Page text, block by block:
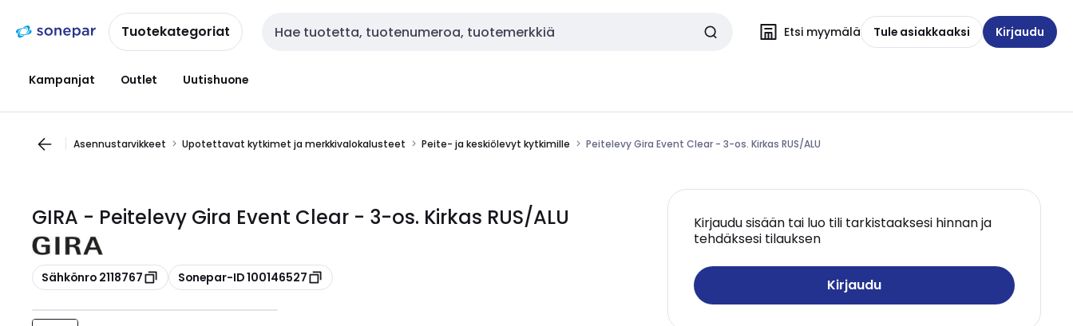
navigointiinsisältöönTuotekategoriat Haku Etsi myymälä Tule asiakkaaksi Kirjaudu
Kampanjat Outlet Uutishuone
Asennustarvikkeet Upotettavat kytkimet ja merkkivalokalusteet Peite- ja keskiölevyt kytkimille Peitelevy Gira Event Clear - 3-os. Kirkas RUS/ALU
GIRA - Peitelevy Gira Event Clear - 3-os. Kirkas RUS/ALU
Kopioi
Sähkönro 2118767 Kopioi
Sonepar-ID 100146527
Kirjaudu sisään tai luo tili tarkistaaksesi hinnan ja
tehdäksesi tilauksen
Kirjaudu